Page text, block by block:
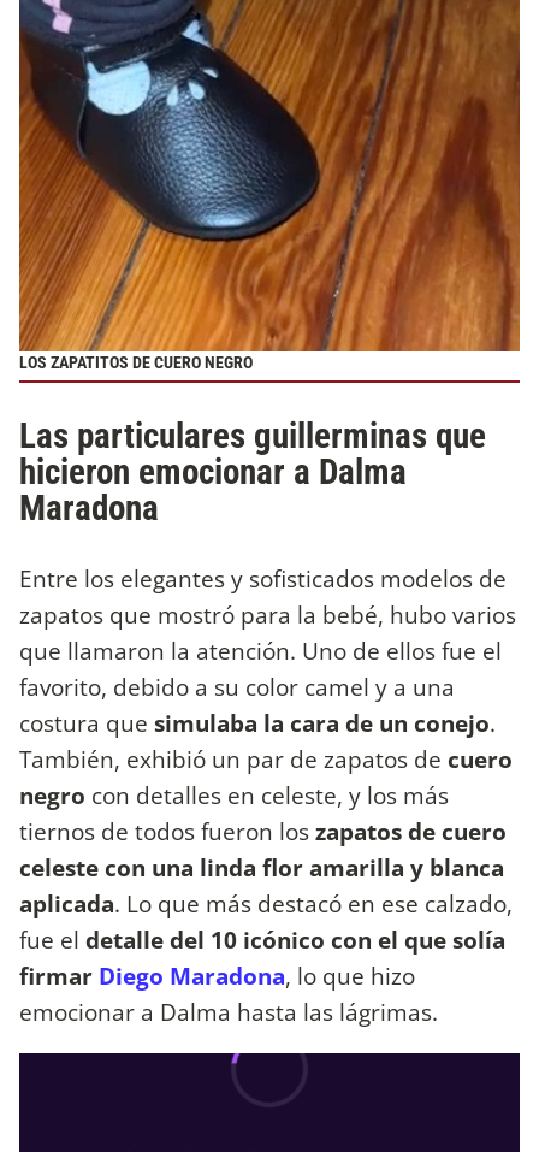
LOS ZAPATITOS DE CUERO NEGRO
Las particulares guillerminas que
hicieron emocionar a Dalma
Maradona
Entre los elegantes y sofisticados modelos de
zapatos que mostró para la bebé, hubo varios
que llamaron la atención. Uno de ellos fue el
favorito, debido a su color camel y a una
costura que simulaba la cara de un conejo.
También, exhibió un par de zapatos de cuero
negro con detalles en celeste, y los más
tiernos de todos fueron loszapatos de cuero
celeste con una linda flor amarilla y blanca
aplicada. Lo que más destacó en ese calzado,
fue el detalle del 10 icónico con el que solía
firmar Diego Maradona, lo que hizo
emocionar a Dalma hasta las lágrimas.